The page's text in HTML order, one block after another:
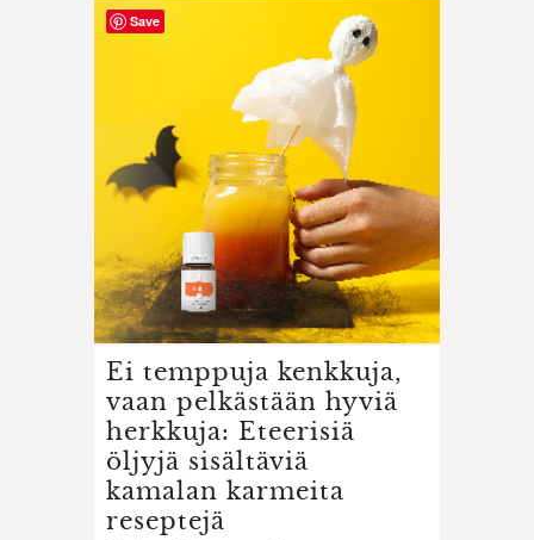
Ei temppuja kenkkuja,
vaan pelkästään hyviä
herkkuja: Eteerisiä
öljyjä sisältäviä
kamalan karmeita
reseptejä
Save